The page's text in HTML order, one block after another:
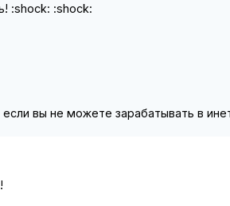
:shock: :shock:
вы не можете зарабатывать в